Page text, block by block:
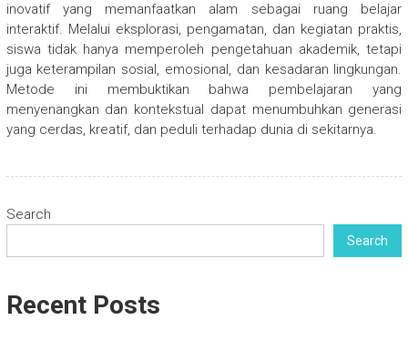
inovatif yang memanfaatkan alam sebagai ruang belajar
interaktif. Melalui eksplorasi, pengamatan, dan kegiatan praktis,
siswa tidak hanya memperoleh pengetahuan akademik, tetapi
juga keterampilan sosial, emosional, dan kesadaran lingkungan.
Metode ini membuktikan bahwa pembelajaran yang
menyenangkan dan kontekstual dapat menumbuhkan generasi
yang cerdas, kreatif, dan peduli terhadap dunia di sekitarnya.
Search
Search
Recent Posts